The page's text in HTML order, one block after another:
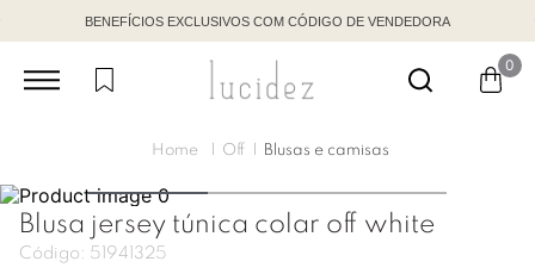
BENEFÍCIOS EXCLUSIVOS COM CÓDIGO DE VENDEDORA
0
Off Blusas e camisas
Blusa jersey túnica colar off white
Código: 51941325